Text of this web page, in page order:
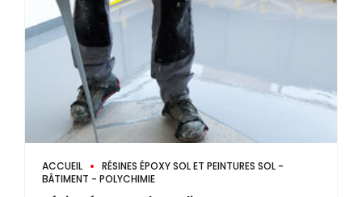
ACCUEIL
RÉSINES ÉPOXY SOL ET PEINTURES SOL -
BÂTIMENT - POLYCHIMIE